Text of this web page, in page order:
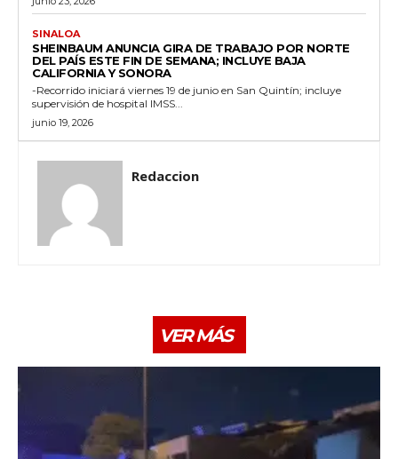
SINALOA
SHEINBAUM ANUNCIA GIRA DE TRABAJO POR NORTE
DEL PAÍS ESTE FIN DE SEMANA; INCLUYE BAJA
CALIFORNIA Y SONORA
-Recorrido iniciará viernes 19 de junio en San Quintín; incluye
supervisión de hospital IMSS...
junio 19, 2026
Redaccion
VER MÁS